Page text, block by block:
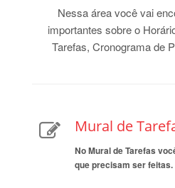
Nessa área você vai
importantes sobre o
Tarefas, Cronograma de
Mural de
No Mural de Tarefas
que precisam ser feitas.